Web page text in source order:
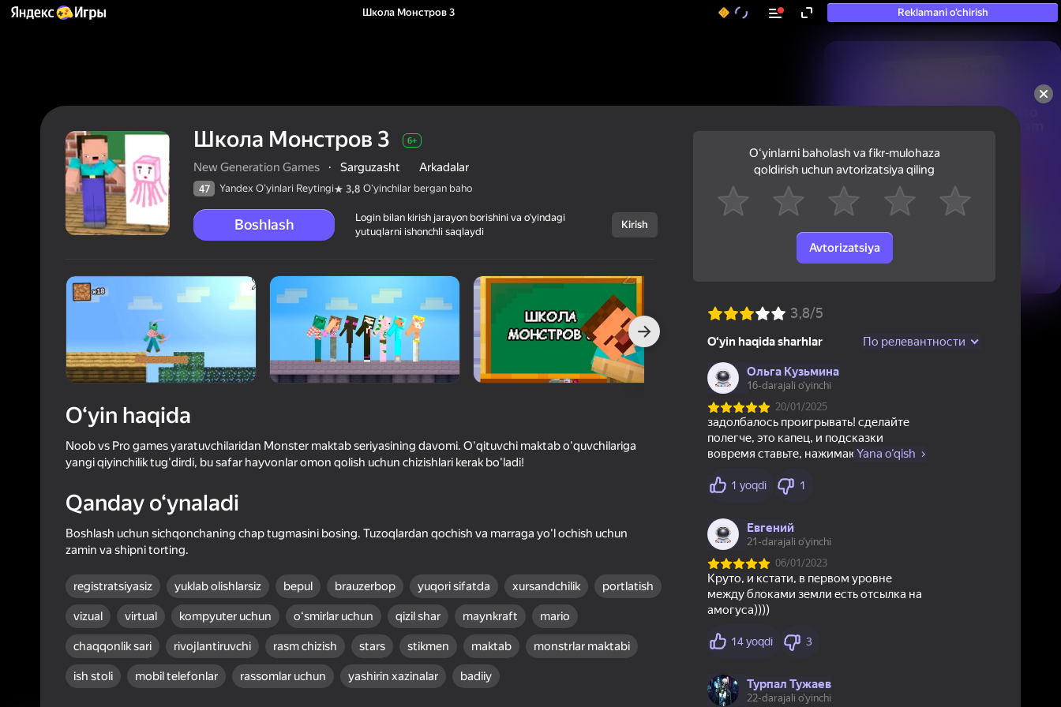
Школа Монстров 3 Reklamani o‘chirish
50+ eng yaxshi o‘yinlar, hatto
«o‘ynamaydigan» odamlar ham
Bekor qilish
Школа Монстров
3
6+
New Generation Games
Sarguzasht
Arkadalar
47 Yandex O'yinlari Reytingi
3,8 Oʻyinchilar bergan baho
Boshlash
Oʻyin haqida batafsil
Школа Монстров 3 6+
New Generation Games · Sarguzasht Arkadalar
47 Yandex O'yinlari Reytingi 3,8 Oʻyinchilar bergan baho
Boshlash
Login bilan kirish jarayon borishini va o‘yindagi
yutuqlarni ishonchli saqlaydi
Kirish
O‘yin haqida
Noob vs Pro games yaratuvchilaridan Monster maktab seriyasining davomi. O'qituvchi maktab o'quvchilariga
yangi qiyinchilik tug'dirdi, bu safar hayvonlar omon qolish uchun chizishlari kerak bo'ladi!
Qanday o‘ynaladi
Boshlash uchun sichqonchaning chap tugmasini bosing. Tuzoqlardan qochish va marraga yo'l ochish uchun
zamin va shipni torting.
registratsiyasiz yuklab olishlarsiz bepul brauzerbop yuqori sifatda xursandchilik portlatish
vizual virtual kompyuter uchun oʻsmirlar uchun qizil shar maynkraft mario
chaqqonlik sari rivojlantiruvchi rasm chizish stars stikmen maktab monstrlar maktabi
ish stoli mobil telefonlar rassomlar uchun yashirin xazinalar badiiy
Oʻyinlarni baholash va fikr-mulohaza
qoldirish uchun avtorizatsiya qiling
Avtorizatsiya